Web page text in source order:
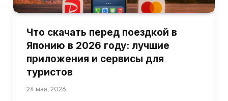
Что скачать перед поездкой в
Японию в 2026 году: лучшие
приложения и сервисы для
туристов
24 мая, 2026